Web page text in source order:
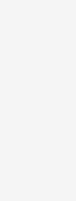
товарам,